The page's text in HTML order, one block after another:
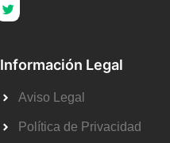
Información Legal
Aviso Legal
Política de Privacidad